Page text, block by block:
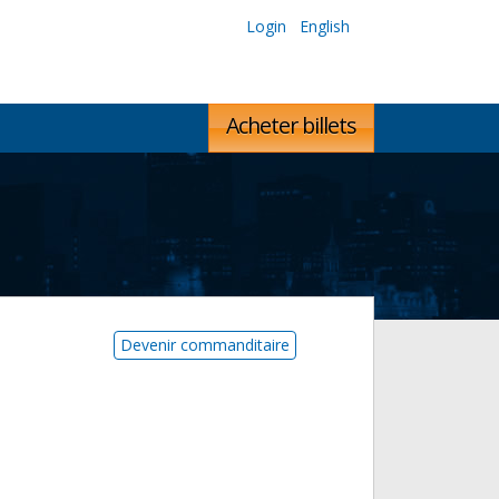
Login English
Acheter billets
Devenir commanditaire